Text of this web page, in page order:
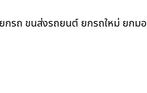
กรถ ขนส่งรถยนต์ ยกรถใหม่ ยกมอ